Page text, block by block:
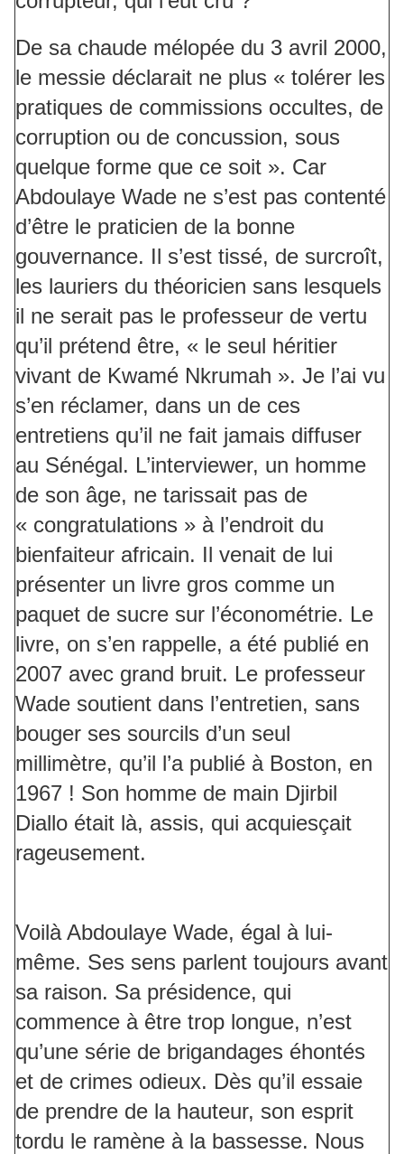
De sa chaude mélopée du 3 avril 2000,
le messie déclarait ne plus « tolérer les
pratiques de commissions occultes, de
corruption ou de concussion, sous
quelque forme que ce soit ». Car
Abdoulaye Wade ne s’est pas contenté
d’être le praticien de la bonne
gouvernance. Il s’est tissé, de surcroît,
les lauriers du théoricien sans lesquels
il ne serait pas le professeur de vertu
qu’il prétend être, « le seul héritier
vivant de Kwamé Nkrumah ». Je l’ai vu
s’en réclamer, dans un de ces
entretiens qu’il ne fait jamais diffuser
au Sénégal. L’interviewer, un homme
de son âge, ne tarissait pas de
« congratulations » à l’endroit du
bienfaiteur africain. Il venait de lui
présenter un livre gros comme un
paquet de sucre sur l’économétrie. Le
livre, on s’en rappelle, a été publié en
2007 avec grand bruit. Le professeur
Wade soutient dans l’entretien, sans
bouger ses sourcils d’un seul
millimètre, qu’il l’a publié à Boston, en
1967 ! Son homme de main Djirbil
Diallo était là, assis, qui acquiesçait
rageusement.
Voilà Abdoulaye Wade, égal à lui-
même. Ses sens parlent toujours avant
sa raison. Sa présidence, qui
commence à être trop longue, n’est
qu’une série de brigandages éhontés
et de crimes odieux. Dès qu’il essaie
de prendre de la hauteur, son esprit
tordu le ramène à la bassesse. Nous